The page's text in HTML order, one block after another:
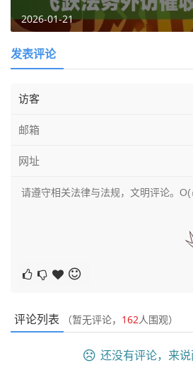
2026-01-21
发表评论
评论列表 （暂无评论， 162人围观）
还没有评论，来